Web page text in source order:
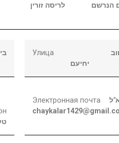
הנרשם
לריסה זורין
Улица
יחיעם
Электронная почта